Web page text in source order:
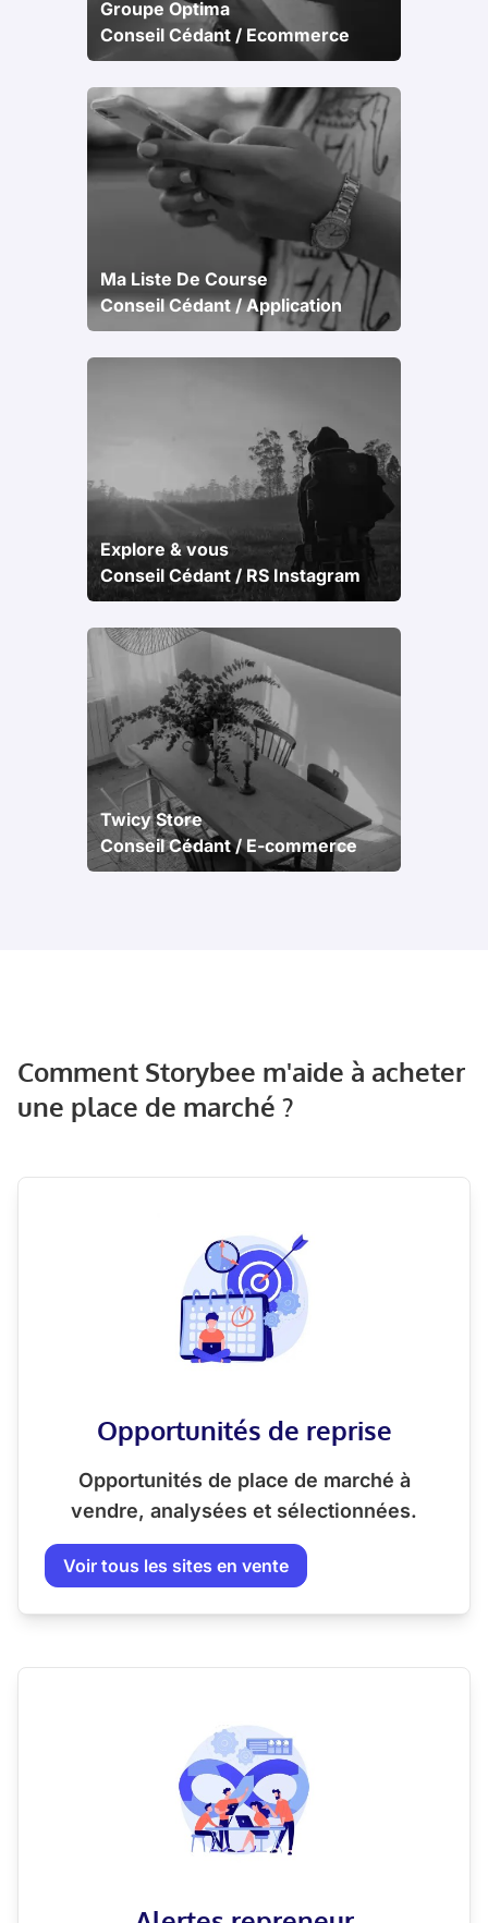
Groupe Optima
Conseil Cédant / Ecommerce
Ma Liste De Course
Conseil Cédant / Application
Explore & vous
Conseil Cédant / RS Instagram
Twicy Store
Conseil Cédant / E-commerce
Comment Storybee m'aide à acheter
une place de marché ?
Opportunités de reprise
Opportunités de place de marché à
vendre, analysées et sélectionnées.
Voir tous les sites en vente